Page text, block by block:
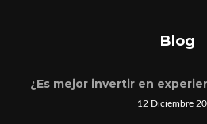
Blog
¿Es mejor invertir en
12 Diciembre